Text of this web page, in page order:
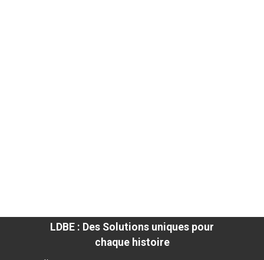
LDBE : Des Solutions uniques pour
chaque histoire